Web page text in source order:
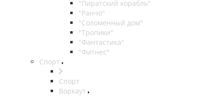
"Пиратский корабль"
"Ранчо"
"Соломенный дом"
"Тропики"
"Фантастика"
"Фитнес"
Спорт
Спорт
Воркаут